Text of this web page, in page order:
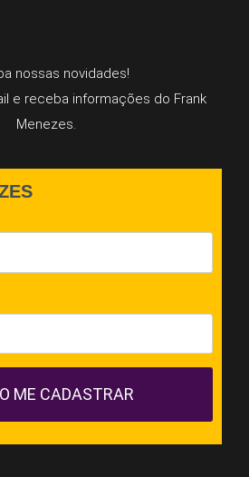
nossas novidades!
e receba informações do Frank
Menezes.
ME CADASTRAR